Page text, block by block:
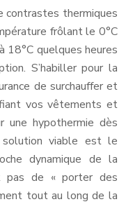
contrastes thermiques
frôlant le 0°C
18°C quelques heures
S’habiller pour la
de surchauffer et
vos vêtements et
une hypothermie dès
viable est le
dynamique de la
pas de « porter des
tout au long de la